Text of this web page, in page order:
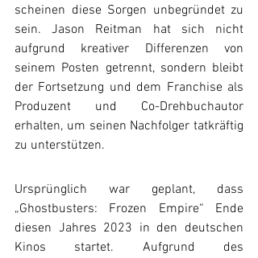
scheinen diese Sorgen unbegründet zu
sein. Jason Reitman hat sich nicht
aufgrund kreativer Differenzen von
seinem Posten getrennt, sondern bleibt
der Fortsetzung und dem Franchise als
Produzent und Co-Drehbuchautor
erhalten, um seinen Nachfolger tatkräftig
zu unterstützen.
Ursprünglich war geplant, dass
„Ghostbusters: Frozen Empire“ Ende
diesen Jahres 2023 in den deutschen
Kinos startet. Aufgrund des